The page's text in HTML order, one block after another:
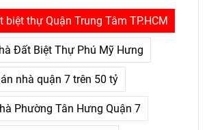
mà là
thấy
biệt thự Quận Trung Tâm TP.HCM
Đất Biệt Thự Phú Mỹ Hưng
nhà quận 7 trên 50 tỷ
Phường Tân Hưng Quận 7